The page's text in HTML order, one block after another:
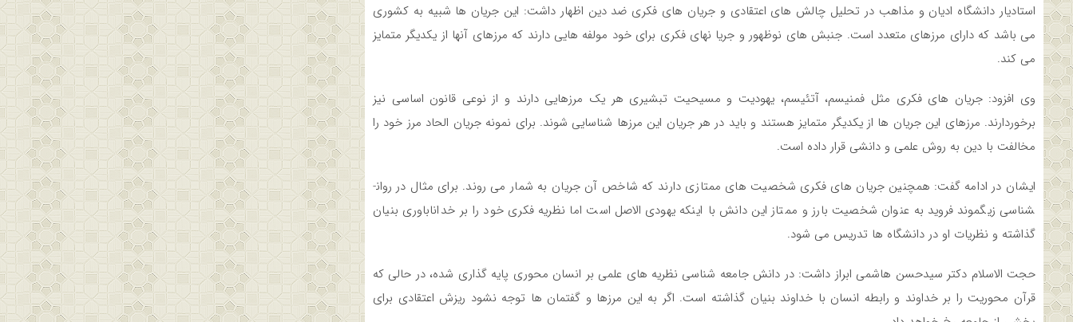
استادیار دانشگاه ادیان و مذاهب در تحلیل چالش های اعتقادی و جریان­ های فکری ضد دین اظهار داشت: این جریان ­ها شبیه به کشوری
می باشد که دارای مرزهای متعدد است. جنبش ­های نوظهور و جریا ن­های فکری برای خود مولفه ­هایی دارند که مرزهای آن­ها از یکدیگر متمایز
می­ کند.
وی افزود: جریان­ های فکری مثل فمنیسم، آتئیسم، یهودیت و مسیحیت تبشیری هر یک مرزهایی دارند و از نوعی قانون اساسی نیز
برخوردارند. مرزهای این جریان­ ها از یکدیگر متمایز هستند و باید در هر جریان این مرزها شناسایی شوند. برای نمونه جریان الحاد مرز خود را
مخالفت با دین به روش علمی و دانشی قرار داده است.
ایشان در ادامه گفت: همچنین جریان­ های فکری شخصیت های ممتازی دارند که شاخص آن جریان به شمار می ­روند. برای مثال در روان­
شناسی زیگموند فروید به عنوان شخصیت بارز و ممتاز این دانش با اینکه یهودی الاصل است اما نظریه فکری خود را بر خداناباوری بنیان
گذاشته و نظریات او در دانشگاه ­ها تدریس می ­شود.
حجت الاسلام دکتر سیدحسن هاشمی ابراز داشت: در دانش جامعه شناسی نظریه های علمی بر انسان محوری پایه­ گذاری شده، در حالی که
قرآن محوریت را بر خداوند و رابطه انسان با خداوند بنیان گذاشته است. اگر به این مرزها و گفتمان ها توجه نشود ریزش اعتقادی برای